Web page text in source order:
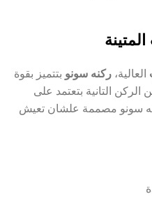
العالية، ركنه سونو بتتميز بقوة
الركن التانية بتعتمد على
سونو مصممة علشان تعيش